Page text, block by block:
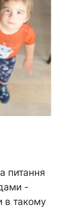
питання
-
в такому